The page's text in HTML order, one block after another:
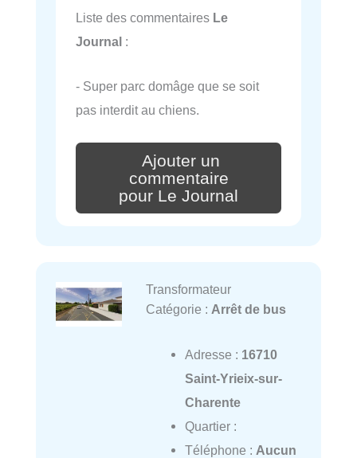
Liste des commentaires Le
Journal :
- Super parc domâge que se soit
pas interdit au chiens.
Ajouter un
commentaire
pour Le Journal
Transformateur
Catégorie : Arrêt de bus
Adresse : 16710
Saint-Yrieix-sur-
Charente
Quartier :
Téléphone : Aucun